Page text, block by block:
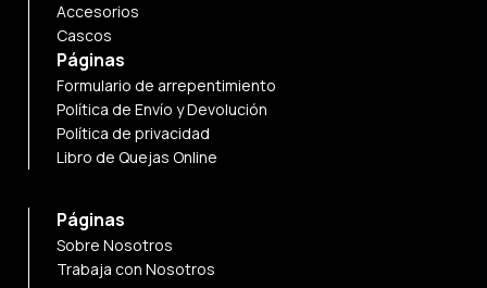
Accesorios
Cascos
Páginas
Formulario de arrepentimiento
Política de Envío y Devolución
Política de privacidad
Libro de Quejas Online
Páginas
Sobre Nosotros
Trabaja con Nosotros